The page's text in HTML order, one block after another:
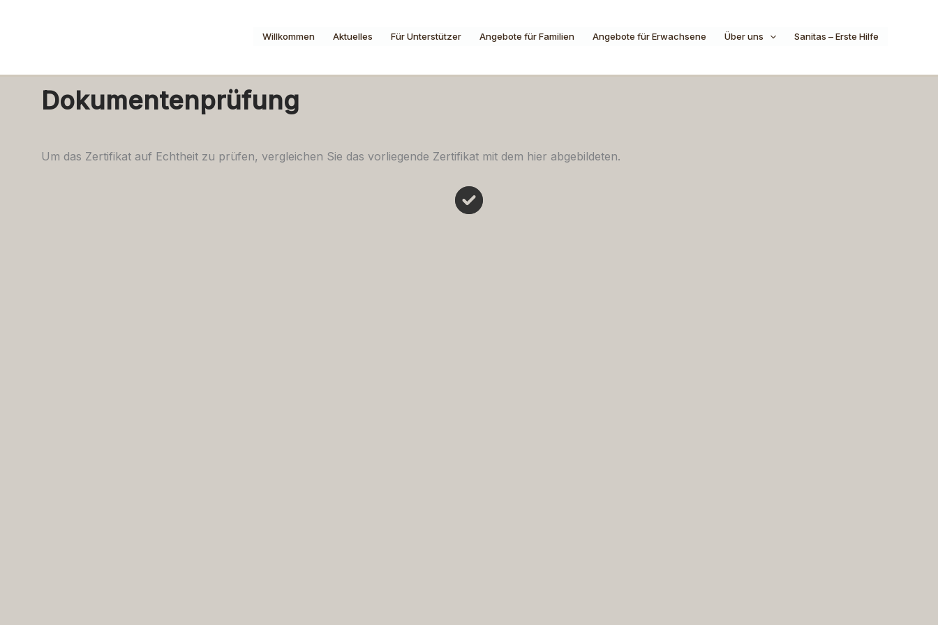
Willkommen Aktuelles Für Unterstützer Angebote für Familien Angebote für Erwachsene Über uns Sanitas – Erste Hilfe
Dokumentenprüfung
Um das Zertifikat auf Echtheit zu prüfen, vergleichen Sie das vorliegende Zertifikat mit dem hier abgebildeten.